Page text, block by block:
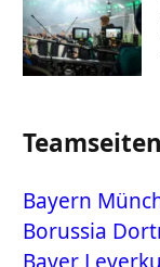
Teamseiten
Bayern
Borussia